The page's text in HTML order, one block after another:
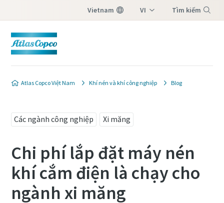
Vietnam VI Tìm kiếm
Atlas Copco Việt Nam Khí nén và khí công nghiệp Blog
Các ngành công nghiệp Xi măng
Chi phí lắp đặt máy nén
khí cắm điện là chạy cho
ngành xi măng